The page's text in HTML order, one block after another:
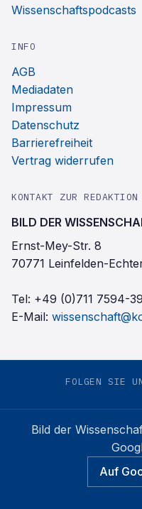
Wissenschaftspodcasts
INFO
AGB
Mediadaten
Impressum
Datenschutz
Barrierefreiheit
Vertrag widerrufen
KONTAKT ZUR REDAKTION
BILD DER
Ernst-Mey-Str. 8
70771 Leinfelden-
Tel: +49 (0)711 7594-
E-Mail:
FOLGEN SIE
Bild der
Auf